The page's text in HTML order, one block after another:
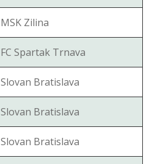
MSK Zilina
FC Spartak Trnava
Slovan Bratislava
Slovan Bratislava
Slovan Bratislava